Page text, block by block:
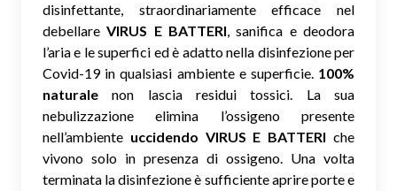
disinfettante, straordinariamente efficace nel
debellareVIRUS E BATTERI, sanifica e deodora
l’aria e le superfici ed è adatto nella disinfezione per
Covid-19 in qualsiasi ambiente e superficie. 100%
naturale non lascia residui tossici. La sua
nebulizzazione elimina l’ossigeno presente
nell’ambiente uccidendo VIRUS E BATTERI che
vivono solo in presenza di ossigeno. Una volta
terminata la disinfezione è sufficiente aprire porte e